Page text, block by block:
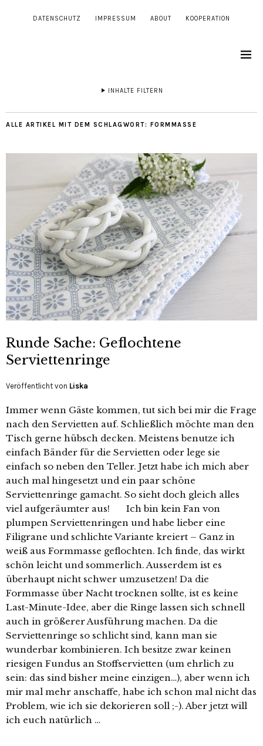
DATENSCHUTZ IMPRESSUM ABOUT KOOPERATION
INHALTE FILTERN
ALLE ARTIKEL MIT DEM SCHLAGWORT: FORMMASSE
Runde Sache: Geflochtene
Serviettenringe
Veröffentlicht von Liska
Immer wenn Gäste kommen, tut sich bei mir die Frage
nach den Servietten auf. Schließlich möchte man den
Tisch gerne hübsch decken. Meistens benutze ich
einfach Bänder für die Servietten oder lege sie
einfach so neben den Teller. Jetzt habe ich mich aber
auch mal hingesetzt und ein paar schöne
Serviettenringe gamacht. So sieht doch gleich alles
viel aufgeräumter aus! Ich bin kein Fan von
plumpen Serviettenringen und habe lieber eine
Filigrane und schlichte Variante kreiert – Ganz in
weiß aus Formmasse geflochten. Ich finde, das wirkt
schön leicht und sommerlich. Ausserdem ist es
überhaupt nicht schwer umzusetzen! Da die
Formmasse über Nacht trocknen sollte, ist es keine
Last-Minute-Idee, aber die Ringe lassen sich schnell
auch in größerer Ausführung machen. Da die
Serviettenringe so schlicht sind, kann man sie
wunderbar kombinieren. Ich besitze zwar keinen
riesigen Fundus an Stoffservietten (um ehrlich zu
sein: das sind bisher meine einzigen…), aber wenn ich
mir mal mehr anschaffe, habe ich schon mal nicht das
Problem, wie ich sie dekorieren soll ;-). Aber jetzt will
ich euch natürlich …